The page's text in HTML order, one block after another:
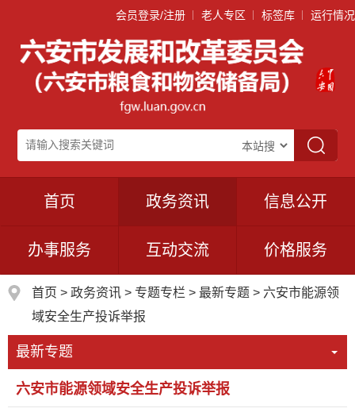
会员登录/注册 老人专区 标签库 运行情况
首页 政务资讯 信息公开
办事服务 互动交流 价格服务
首页 > 政务资讯 > 专题专栏 > 最新专题 > 六安市能源领
域安全生产投诉举报
最新专题
六安市能源领域安全生产投诉举报